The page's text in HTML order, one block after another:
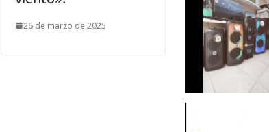
26 de marzo de 2025